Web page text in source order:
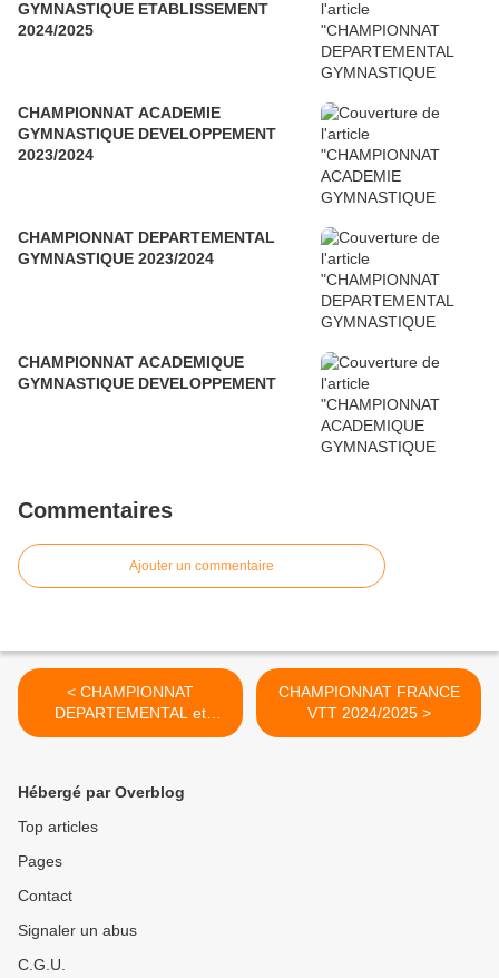
GYMNASTIQUE ETABLISSEMENT
2024/2025
CHAMPIONNAT ACADEMIE
GYMNASTIQUE DEVELOPPEMENT
2023/2024
CHAMPIONNAT DEPARTEMENTAL
GYMNASTIQUE 2023/2024
CHAMPIONNAT ACADEMIQUE
GYMNASTIQUE DEVELOPPEMENT
Commentaires
Ajouter un commentaire
< CHAMPIONNAT
DEPARTEMENTAL et
ACADEMIQUE VTT
CHAMPIONNAT FRANCE
VTT 2024/2025 >
Hébergé par Overblog
Top articles
Pages
Contact
Signaler un abus
C.G.U.